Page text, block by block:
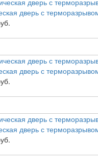
дверь с
дверь с
дверь с